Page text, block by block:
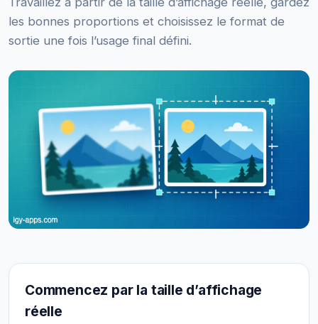
les bonnes proportions et choisissez le format de
sortie une fois l’usage final défini.
Commencez par la taille d’affichage
réelle